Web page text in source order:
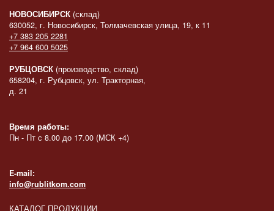
НОВОСИБИРСК (склад)
630052, г. Новосибирск, Толмачевская улица, 19, к 11
+7 383 205 2281
+7 964 600 5025
РУБЦОВСК (производство, склад)
658204, г. Рубцовск, ул. Тракторная,
д. 21
Время работы:
Пн - Пт с 8.00 до 17.00 (МСК +4)
E-mail:
info@rublitkom.com
КАТАЛОГ ПРОДУКЦИИ